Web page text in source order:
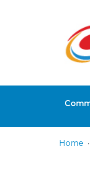
Home